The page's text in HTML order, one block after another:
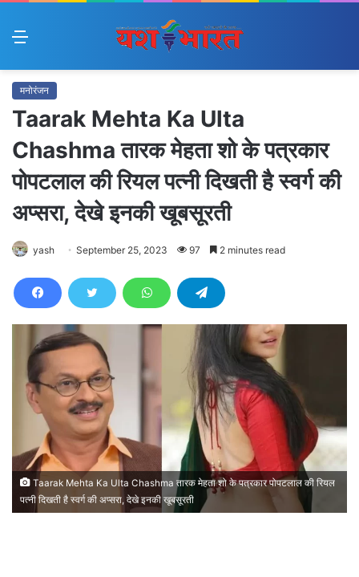
Menu
मनोरंजन
Taarak Mehta Ka Ulta
Chashma तारक मेहता शो के पत्रकार
पोपटलाल की रियल पत्नी दिखती है स्वर्ग की
अप्सरा, देखे इनकी खूबसूरती
yash September 25, 2023 97 2 minutes read
Taarak Mehta Ka Ulta Chashma तारक मेहता शो के पत्रकार पोपटलाल की रियल
पत्नी दिखती है स्वर्ग की अप्सरा, देखे इनकी खूबसूरती